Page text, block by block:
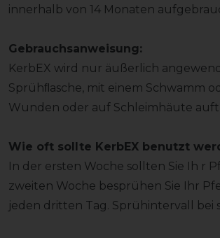
innerhalb von 14 Monaten
Gebrauchsanweisung:
KerbEX wird nur äußerlich
Sprühﬂasche, mit einem Schwamm
Wunden oder auf Schleimhäute
Wie oft sollte KerbEX benutzt
In der ersten Woche sollten Sie Ih r
zweiten Woche besprühen Sie Ihr
jeden dritten Tag. Sprühintervall bei